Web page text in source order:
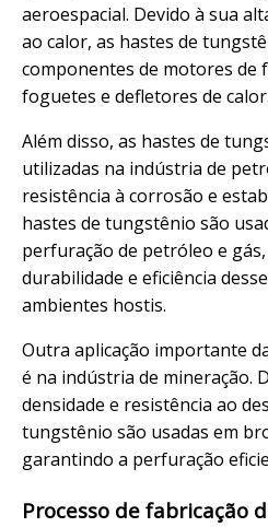
aeroespacial. Devido à sua
ao calor, as hastes de
componentes de motores de
foguetes e defletores de calor.
Além disso, as hastes de
utilizadas na indústria de
resistência à corrosão e
hastes de tungstênio são
perfuração de petróleo e
durabilidade e eficiência
ambientes hostis.
Outra aplicação importante
é na indústria de mineração.
densidade e resistência ao
tungstênio são usadas em
garantindo a perfuração
Processo de fabricação